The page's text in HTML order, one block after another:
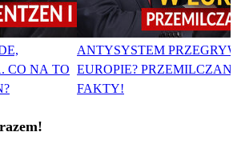
CO NA TO
ANTYSYSTEM
EUROPIE?
FAKTY!